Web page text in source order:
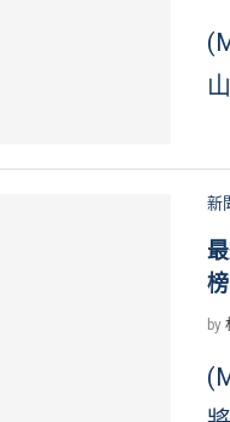
新
榜
by